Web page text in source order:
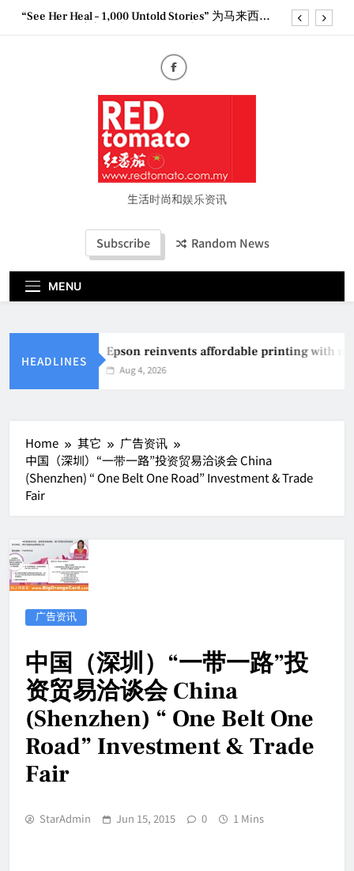
Skip“See Her Heal – 1,000 Untold Stories” 为马来西亚
Epson reinvents affordable printing with next-
generation EcoTank Series
Couture Fashion Week Malaysia 2026– Press
“See Her Heal – 1,000 Untold Stories” 为马来西亚
妈妈提供分享剖腹产复原历程的空间
2026 全国房地产大奖创历史纪录 见证马来西亚房
地产经纪行业蓬勃发展生活时尚和娱乐资讯
Subscribe Random News
MENU
HEADLINES
Epson reinvents affordable printing with
Aug 4, 2026
Home 其它
广告资讯
中国（深圳）“一带一路”投资贸易洽谈会 China
(Shenzhen) “ One Belt One Road” Investment & Trade
Fair
广告资讯
中国（深圳）“一带一路”投
资贸易洽谈会 China
(Shenzhen) “ One Belt One
Road” Investment & Trade
Fair
StarAdmin Jun 15, 2015 0 1 Mins